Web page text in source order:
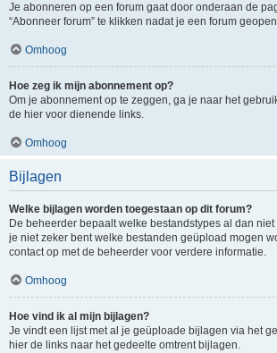
Je abonneren op een forum gaat door onderaan de
“Abonneer forum” te klikken nadat je een forum
Omhoog
Hoe zeg ik mijn abonnement op?
Om je abonnement op te zeggen, ga je naar het
de hier voor dienende links.
Omhoog
Bijlagen
Welke bijlagen worden toegestaan op dit forum?
De beheerder bepaalt welke bestandstypes al dan
je niet zeker bent welke bestanden geüpload mogen
contact op met de beheerder voor verdere informatie.
Omhoog
Hoe vind ik al mijn bijlagen?
Je vindt een lijst met al je geüploade bijlagen via het
hier de links naar het gedeelte omtrent bijlagen.